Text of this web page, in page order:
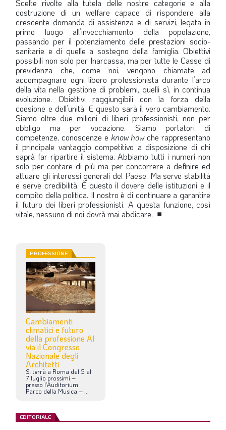
Scelte rivolte alla tutela delle nostre categorie e alla
costruzione di un welfare capace di rispondere alla
crescente domanda di assistenza e di servizi, legata in
primo luogo all’invecchiamento della popolazione,
passando per il potenziamento delle prestazioni socio-
sanitarie e di quelle a sostegno della famiglia. Obiettivi
possibili non solo per Inarcassa, ma per tutte le Casse di
previdenza che, come noi, vengono chiamate ad
accompagnare ogni libero professionista durante l’arco
della vita nella gestione di problemi, quelli sì, in continua
evoluzione. Obiettivi raggiungibili con la forza della
coesione e dell’unità. E questo sarà il vero cambiamento.
Siamo oltre due milioni di liberi professionisti, non per
obbligo ma per vocazione. Siamo portatori di
competenze, conoscenze e know howche rappresentano
il principale vantaggio competitivo a disposizione di chi
saprà far ripartire il sistema. Abbiamo tutti i numeri non
solo per contare di più ma per concorrere a definire ed
attuare gli interessi generali del Paese. Ma serve stabilità
e serve credibilità. È questo il dovere delle istituzioni e il
compito della politica. Il nostro è di continuare a garantire
il futuro dei liberi professionisti. A questa funzione, così
vitale, nessuno di noi dovrà mai abdicare. ■
PROFESSIONE
Cambiamenti
climatici e futuro
della professione Al
via il Congresso
Nazionale degli
Architetti
Si terrà a Roma dal 5 al
7 luglio prossimi –
presso l’Auditorium
Parco della Musica –
EDITORIALE